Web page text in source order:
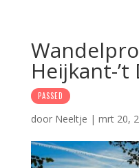
Heijkant-
PASSED
door Neeltje | mrt 20,